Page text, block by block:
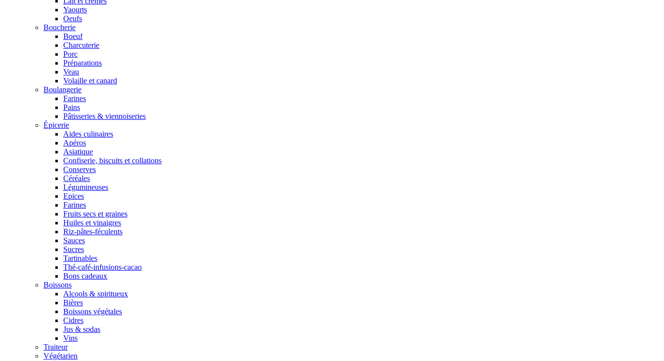
Yaourts
Oeufs
Boucherie
Boeuf
Charcuterie
Porc
Préparations
Veau
Volaille et canard
Boulangerie
Farines
Pains
Pâtisseries & viennoiseries
Épicerie
Aides culinaires
Apéros
Asiatique
Confiserie, biscuits et collations
Conserves
Céréales
Légumineuses
Epices
Farines
Fruits secs et graines
Huiles et vinaigres
Riz-pâtes-féculents
Sauces
Sucres
Tartinables
Thé-café-infusions-cacao
Bons cadeaux
Boissons
Alcools & spiritueux
Bières
Boissons végétales
Cidres
Jus & sodas
Vins
Traiteur
Végétarien